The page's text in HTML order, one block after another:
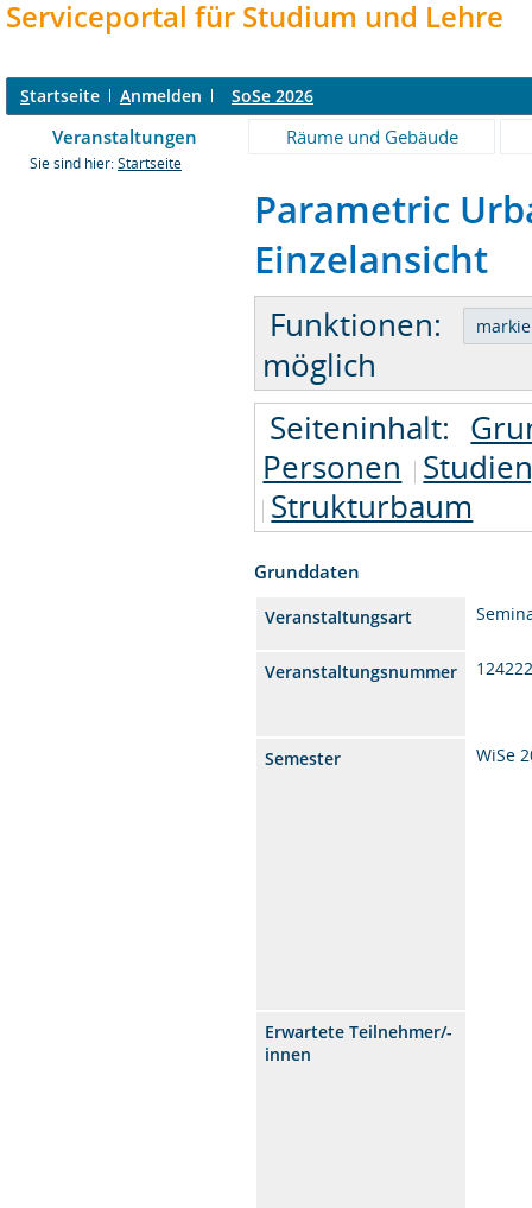
Serviceportal für Studium und Lehre
Startseite Anmelden SoSe 2026
Veranstaltungen Räume und Gebäude
Sie sind hier: Startseite
Parametric
Einzelansicht
Funktionen:
möglich
Seiteninhalt:
Personen
Strukturbaum
Grunddaten
Veranstaltungsart
Veranstaltungsnummer
Semester WiSe
Erwartete Teilnehmer/-
innen